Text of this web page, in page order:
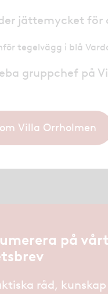
jättemycket för
gruppchef på
Villa Orrholmen
på vårt
råd,